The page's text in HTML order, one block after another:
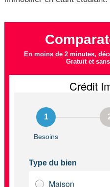
En moins de 2 minutes,
Gratuit et